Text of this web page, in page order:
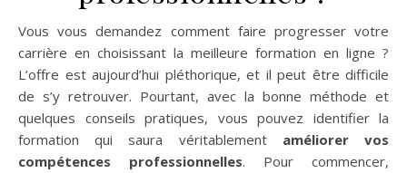
Vous vous demandez comment faire progresser votre
carrière en choisissant la meilleure formation en ligne ?
L’offre est aujourd’hui pléthorique, et il peut être difficile
de s’y retrouver. Pourtant, avec la bonne méthode et
quelques conseils pratiques, vous pouvez identifier la
formation qui saura véritablement améliorer vos
compétences professionnelles. Pour commencer,